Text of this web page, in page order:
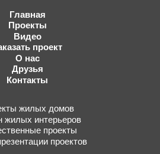
Главная
Проекты
Видео
проект
О нас
Друзья
Контакты
жилых домов
жилых интерьеров
проекты
проектов